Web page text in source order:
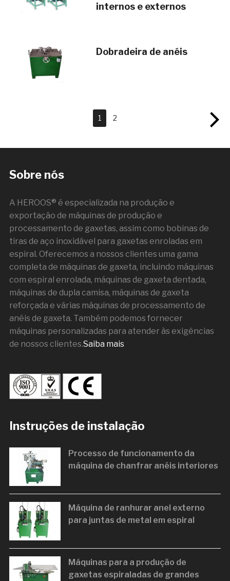
internos e externos
Dobradeira de anéis
1 2
Sobre nós
A HEROOS® é especializada na produção e
exportação de máquinas de produção e
processamento de gaxetas, assim como bobinas de
tiras de aço inoxidável para gaxetas enroladas em
espiral. Oferecemos a nossos clientes uma gama
completa de máquinas de gaxeta, incluindo máquinas
com espiral enrolada, máquinas de gaxeta dentada,
máquinas de dupla camisa, máquinas de gaxeta
reforçada e várias máquinas de processamento de
anéis de gaxeta. Também podemos fornecer
máquinas personalizadas para atender às exigências
de nossos clientes.Saiba mais
Instruções de instalação
Processo de funcionamento da
máquina de chanfrar anéis interiores
Máquina de ranhurar anel externo
para juntas de metal em espiral
Máquinas para a produção de
gaxetas espiraladas de grandes